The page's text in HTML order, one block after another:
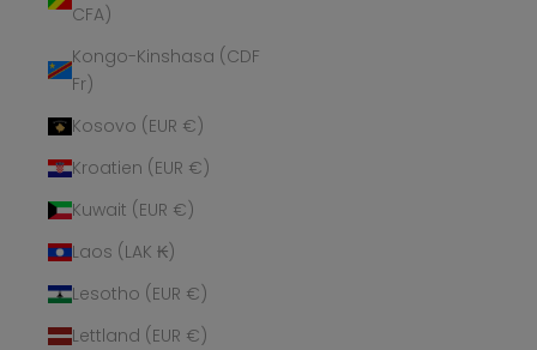
CFA)
Kongo-Kinshasa (CDF
Fr)
Kosovo (EUR €)
Kroatien (EUR €)
Kuwait (EUR €)
Laos (LAK ₭)
Lesotho (EUR €)
Lettland (EUR €)